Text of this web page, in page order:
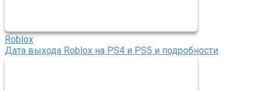
Roblox
Дата выхода Roblox на PS4 и PS5 и подробности